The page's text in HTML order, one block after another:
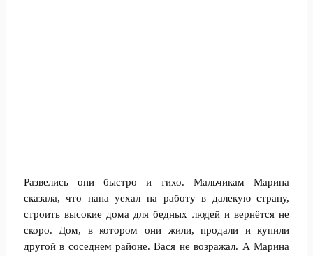
Развелись они быстро и тихо. Мальчикам Марина
сказала, что папа уехал на работу в далекую страну,
строить высокие дома для бедных людей и вернётся не
скоро. Дом, в котором они жили, продали и купили
другой в соседнем районе. Вася не возражал. А Марина